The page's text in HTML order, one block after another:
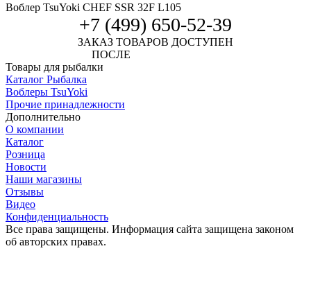
Воблер TsuYoki CHEF SSR 32F L105
+7 (499) 650-52-39
ЗАКАЗ ТОВАРОВ ДОСТУПЕН
ПОСЛЕ
Товары для рыбалки
Каталог Рыбалка
Воблеры TsuYoki
Прочие принадлежности
Дополнительно
О компании
Каталог
Розница
Новости
Наши магазины
Отзывы
Видео
Конфиденциальность
Все права защищены. Информация сайта защищена законом
об авторских правах.